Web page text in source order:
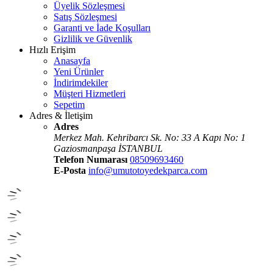
Üyelik Sözleşmesi
Satış Sözleşmesi
Garanti ve İade Koşulları
Gizlilik ve Güvenlik
Hızlı Erişim
Anasayfa
Yeni Ürünler
İndirimdekiler
Müşteri Hizmetleri
Sepetim
Adres & İletişim
Adres
Merkez Mah. Kehribarcı Sk. No: 33 A Kapı No: 1
Gaziosmanpaşa İSTANBUL
Telefon Numarası 08509693460
E-Posta info@umutotoyedekparca.com